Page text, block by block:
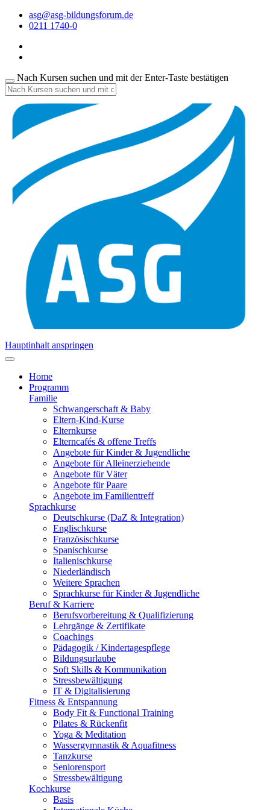
asg@asg-bildungsforum.de
0211 1740-0
Nach Kursen suchen und mit der Enter-Taste bestätigen
Hauptinhalt anspringen
Home
Programm
Familie
Schwangerschaft & Baby
Eltern-Kind-Kurse
Elternkurse
Elterncafés & offene Treffs
Angebote für Kinder & Jugendliche
Angebote für Alleinerziehende
Angebote für Väter
Angebote für Paare
Angebote im Familientreff
Sprachkurse
Deutschkurse (DaZ & Integration)
Englischkurse
Französischkurse
Spanischkurse
Italienischkurse
Niederländisch
Weitere Sprachen
Sprachkurse für Kinder & Jugendliche
Beruf & Karriere
Berufsvorbereitung & Qualifizierung
Lehrgänge & Zertifikate
Coachings
Pädagogik / Kindertagespflege
Bildungsurlaube
Soft Skills & Kommunikation
Stressbewältigung
IT & Digitalisierung
Fitness & Entspannung
Body Fit & Functional Training
Pilates & Rückenfit
Yoga & Meditation
Wassergymnastik & Aquafitness
Tanzkurse
Seniorensport
Stressbewältigung
Kochkurse
Basis